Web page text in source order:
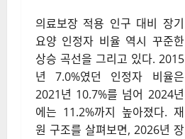
의료보장 적용 인구 대비 장기
요양 인정자 비율 역시 꾸준한
상승 곡선을 그리고 있다. 2015
년 7.0%였던 인정자 비율은
2021년 10.7%를 넘어 2024년
에는 11.2%까지 높아졌다. 재
원 구조를 살펴보면, 2026년 장